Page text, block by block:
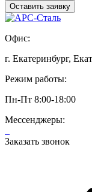
Офис:
г. Екатеринбург,
Режим работы:
Пн-Пт 8:00-18:00
Мессенджеры:
Заказать звонок